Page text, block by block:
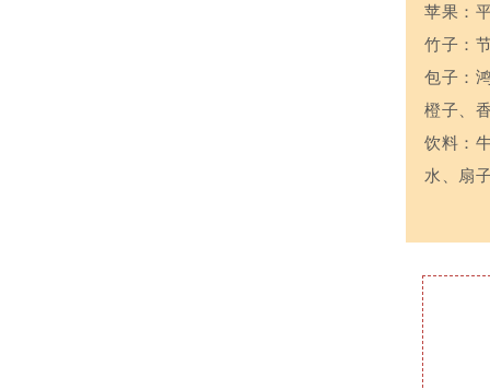
苹果：
竹子：
包子：
橙子、
饮料：
水、扇